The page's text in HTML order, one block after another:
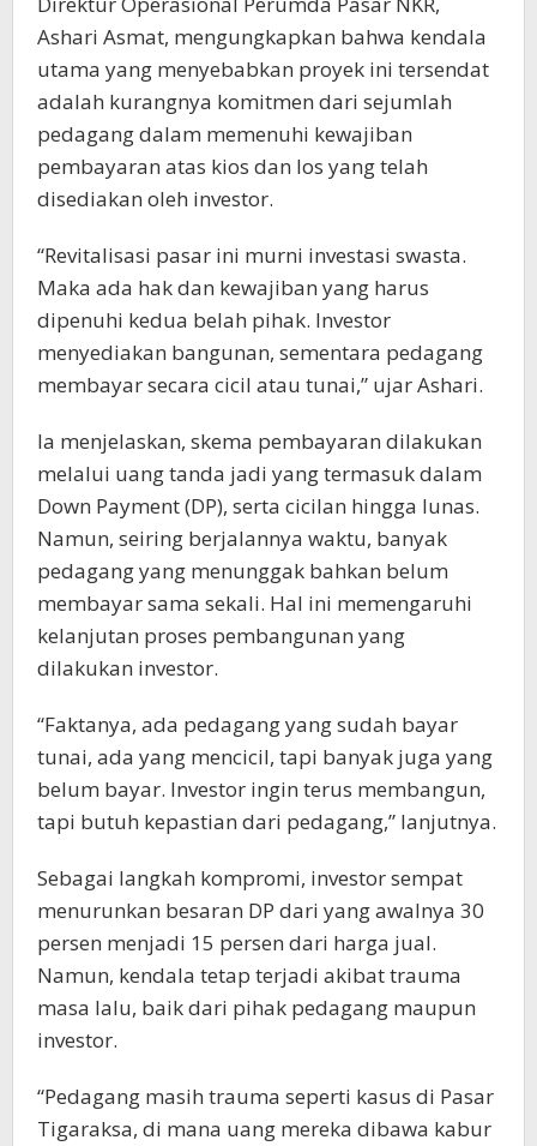
Ashari Asmat, mengungkapkan bahwa kendala
utama yang menyebabkan proyek ini tersendat
adalah kurangnya komitmen dari sejumlah
pedagang dalam memenuhi kewajiban
pembayaran atas kios dan los yang telah
disediakan oleh investor.
“Revitalisasi pasar ini murni investasi swasta.
Maka ada hak dan kewajiban yang harus
dipenuhi kedua belah pihak. Investor
menyediakan bangunan, sementara pedagang
membayar secara cicil atau tunai,” ujar Ashari.
Ia menjelaskan, skema pembayaran dilakukan
melalui uang tanda jadi yang termasuk dalam
Down Payment (DP), serta cicilan hingga lunas.
Namun, seiring berjalannya waktu, banyak
pedagang yang menunggak bahkan belum
membayar sama sekali. Hal ini memengaruhi
kelanjutan proses pembangunan yang
dilakukan investor.
“Faktanya, ada pedagang yang sudah bayar
tunai, ada yang mencicil, tapi banyak juga yang
belum bayar. Investor ingin terus membangun,
tapi butuh kepastian dari pedagang,” lanjutnya.
Sebagai langkah kompromi, investor sempat
menurunkan besaran DP dari yang awalnya 30
persen menjadi 15 persen dari harga jual.
Namun, kendala tetap terjadi akibat trauma
masa lalu, baik dari pihak pedagang maupun
investor.
“Pedagang masih trauma seperti kasus di Pasar
Tigaraksa, di mana uang mereka dibawa kabur